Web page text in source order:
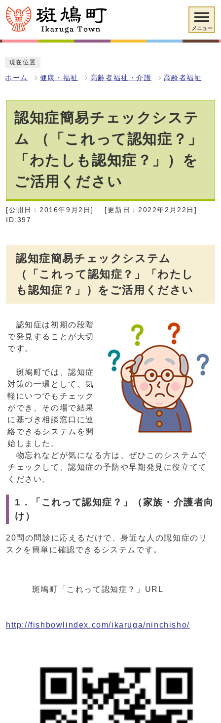
メニュー
現在位置
ホーム 健康・福祉 高齢者福祉・介護 高齢者福祉
認知症簡易チェックシステ
ム （「これって認知症？」
「わたしも認知症？」）を
ご活用ください
[公開日：2016年9月2日]
[更新日：2022年2月22日]
ID:397
認知症簡易チェックシステム
（「これって認知症？」「わたし
も認知症？」）をご活用ください
認知症は初期の段階
で発見することが大切
です。
斑鳩町では、認知症
対策の一環として、気
軽にいつでもチェック
ができ、その場で結果
に基づき相談窓口に連
絡できるシステムを開
始しました。
物忘れなどが気になる方は、ぜひこのシステムで
チェックして、認知症の予防や早期発見に役立てて
ください。
1．「これって認知症？」（家族・介護者向
け）
20問の問診に応えるだけで、身近な人の認知症のリ
スクを簡単に確認できるシステムです。
斑鳩町「これって認知症？」URL
http://fishbowlindex.com/ikaruga/ninchisho/